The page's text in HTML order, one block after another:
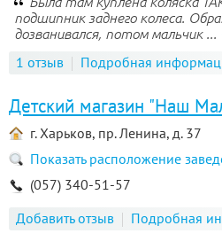
подшипник заднего колеса.
дозванивался, потом мальчик ...
1 отзыв Подробная
Детский магазин "Наш
г. Харьков, пр. Ленина, д. 37
Показать расположение
(057) 340-51-57
Добавить отзыв
Подробная